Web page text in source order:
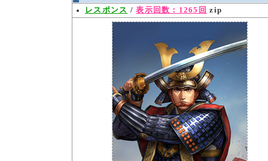
レスポンス /表示回数：1265回 zip